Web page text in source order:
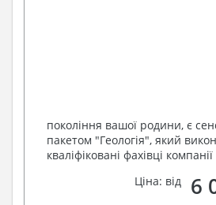
покоління вашої родини, є
пакетом "Геологія", який
кваліфіковані фахівці
Ціна: від
6